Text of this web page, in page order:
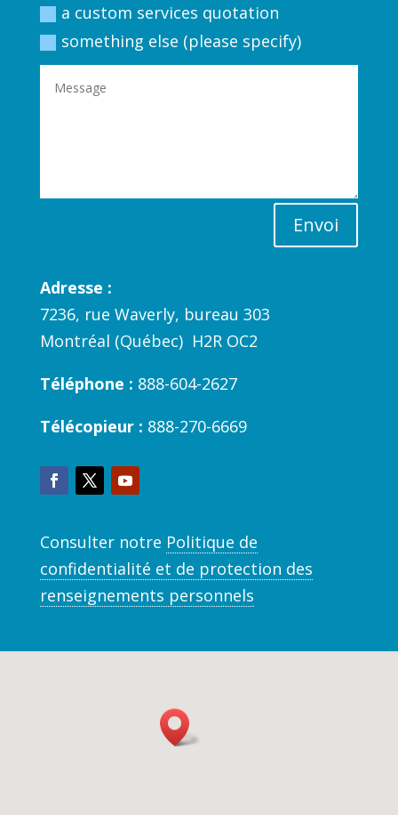
a custom services quotation
something else (please specify)
Envoi
Adresse :
7236, rue Waverly, bureau 303
Montréal (Québec) H2R OC2
Téléphone : 888-604-2627
Télécopieur : 888-270-6669
Consulter notre Politique de
confidentialité et de protection des
renseignements personnels